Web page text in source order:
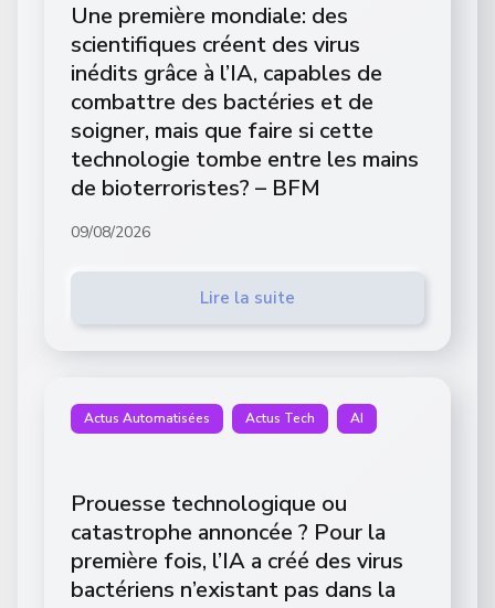
Une première mondiale: des
scientifiques créent des virus
inédits grâce à l’IA, capables de
combattre des bactéries et de
soigner, mais que faire si cette
technologie tombe entre les mains
de bioterroristes? – BFM
09/08/2026
Lire la suite
Actus Automatisées Actus Tech AI
Prouesse technologique ou
catastrophe annoncée ? Pour la
première fois, l’IA a créé des virus
bactériens n’existant pas dans la